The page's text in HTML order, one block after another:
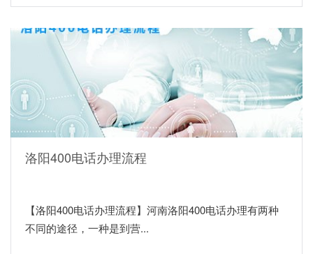
洛阳400电话办理流程
【洛阳400电话办理流程】河南洛阳400电话办理有两种
不同的途径，一种是到营...